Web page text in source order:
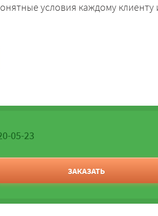
условия каждому клиенту
05-23
ЗАКАЗАТЬ